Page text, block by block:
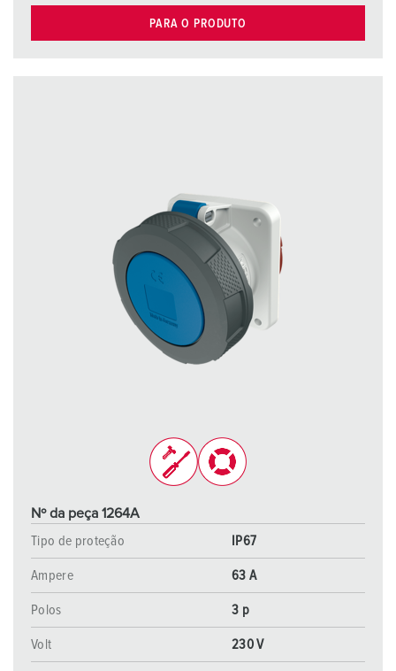
PARA O PRODUTO
Nº da peça 1264A
Tipo de proteção
IP67
Ampere 63 A
Polos 3 p
Volt 230 V